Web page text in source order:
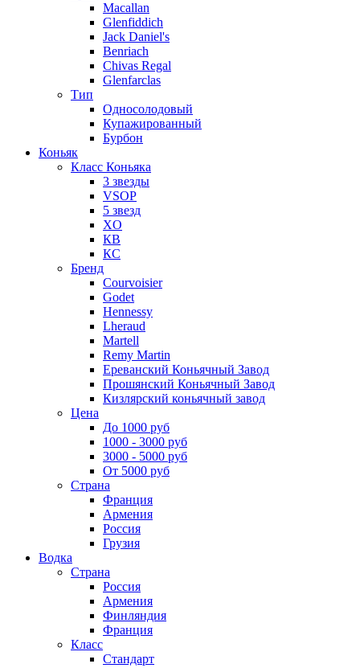
Macallan
Glenfiddich
Jack Daniel's
Benriach
Chivas Regal
Glenfarclas
Тип
Односолодовый
Купажированный
Бурбон
Коньяк
Класс Коньяка
3 звезды
VSOP
5 звезд
XO
КВ
КС
Бренд
Courvoisier
Godet
Hennessy
Lheraud
Martell
Remy Martin
Ереванский Коньячный Завод
Прошянский Коньячный Завод
Кизлярский коньячный завод
Цена
До 1000 руб
1000 - 3000 руб
3000 - 5000 руб
От 5000 руб
Страна
Франция
Армения
Россия
Грузия
Водка
Страна
Россия
Армения
Финляндия
Франция
Класс
Стандарт